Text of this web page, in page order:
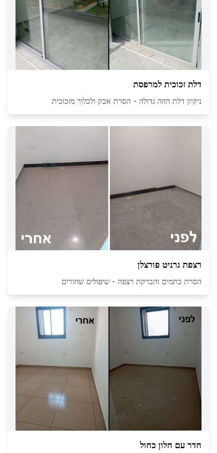
דלת זכוכית למרפסת
ניקיון דלת הזזה גדולה - הסרת אבק ולכלוך מזכוכית
רצפת גרניט פורצלן
הסרת כתמים והברקת רצפה - שיפולים שחורים
חדר עם חלון כחול